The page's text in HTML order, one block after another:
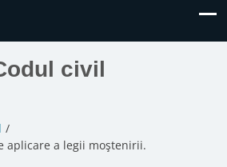
civil
aplicare a legii moştenirii.